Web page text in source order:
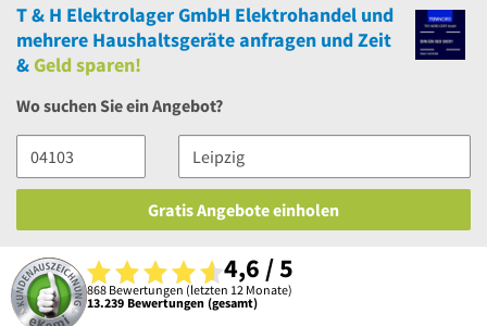
T & H Elektrolager GmbH Elektrohandel und
mehrere Haushaltsgeräte anfragen und Zeit
&Geld sparen!
Wo suchen Sie ein Angebot?
Gratis Angebote einholen
4,6 / 5
868 Bewertungen (letzten 12 Monate)
13.239 Bewertungen (gesamt)